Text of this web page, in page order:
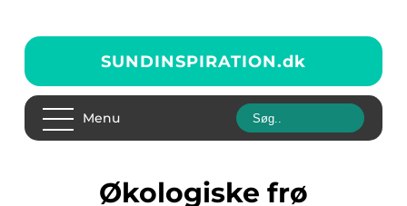
SUNDINSPIRATION.dk
Menu
økologiske frø